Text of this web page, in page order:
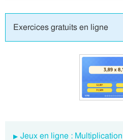
Exercices gratuits en ligne
Jeux en ligne :